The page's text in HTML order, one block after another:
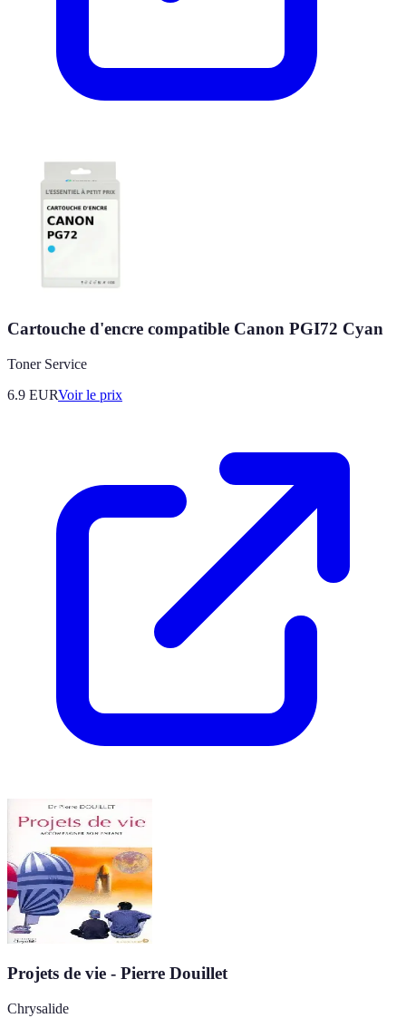
Cartouche d'encre compatible Canon PGI72 Cyan
Toner Service
6.9 EURVoir le prix
Projets de vie - Pierre Douillet
Chrysalide